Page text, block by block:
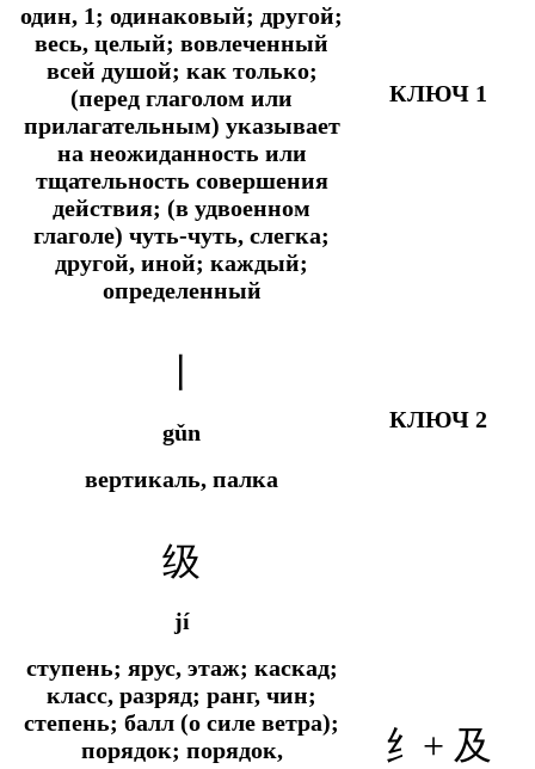
один, 1; одинаковый; другой;
весь, целый; вовлеченный
всей душой; как только;
(перед глаголом или
прилагательным) указывает
на неожиданность или
тщательность совершения
действия; (в удвоенном
глаголе) чуть-чуть, слегка;
другой, иной; каждый;
определенный
КЛЮЧ 1
gǔn
вертикаль, палка
КЛЮЧ 2
级
jí
ступень; ярус, этаж; каскад;
класс, разряд; ранг, чин;
степень; балл (о силе ветра);
порядок; порядок,
纟+ 及